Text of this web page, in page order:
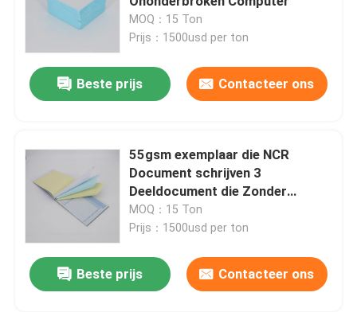
Neem contact met ons op
Nieuws
Jumbo Thermisch Document Broodje
POS Thermisch Document Broodje
Thermisch Etiketdocument Broodje
Ncr Document
MOQ：15 Ton
Prijs：1500usd per ton
Beste prijs Contacteer ons
55gsm exemplaar die NCR
Document schrijven 3
Deeldocument die Zonder
koolstof 700mm drukken
MOQ：15 Ton
Prijs：1500usd per ton
Beste prijs Contacteer ons